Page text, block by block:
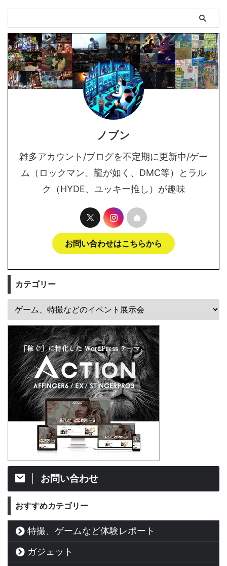
ノブン
雑多アカウント/ブログを不定期に更新中/ゲー
ム（ロックマン、龍が如く、DMC等）とラル
ク（HYDE、ユッキー推し）が趣味
お問い合わせはこちらから
カテゴリー
お問い合わせ
おすすめカテゴリー
特撮、ゲームなど体験レポート
ガジェット